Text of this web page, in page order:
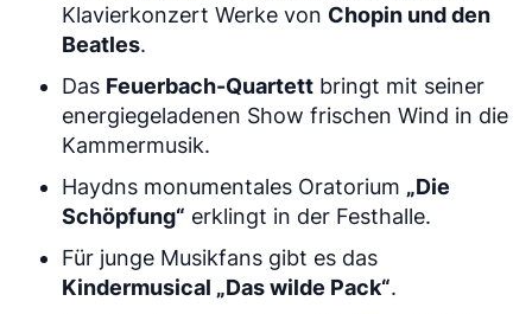
Klavierkonzert Werke von Chopin und den
Beatles.
Das Feuerbach-Quartett bringt mit seiner
energiegeladenen Show frischen Wind in die
Kammermusik.
Haydns monumentales Oratorium „Die
Schöpfung“ erklingt in der Festhalle.
Für junge Musikfans gibt es das
Kindermusical „Das wilde Pack“.